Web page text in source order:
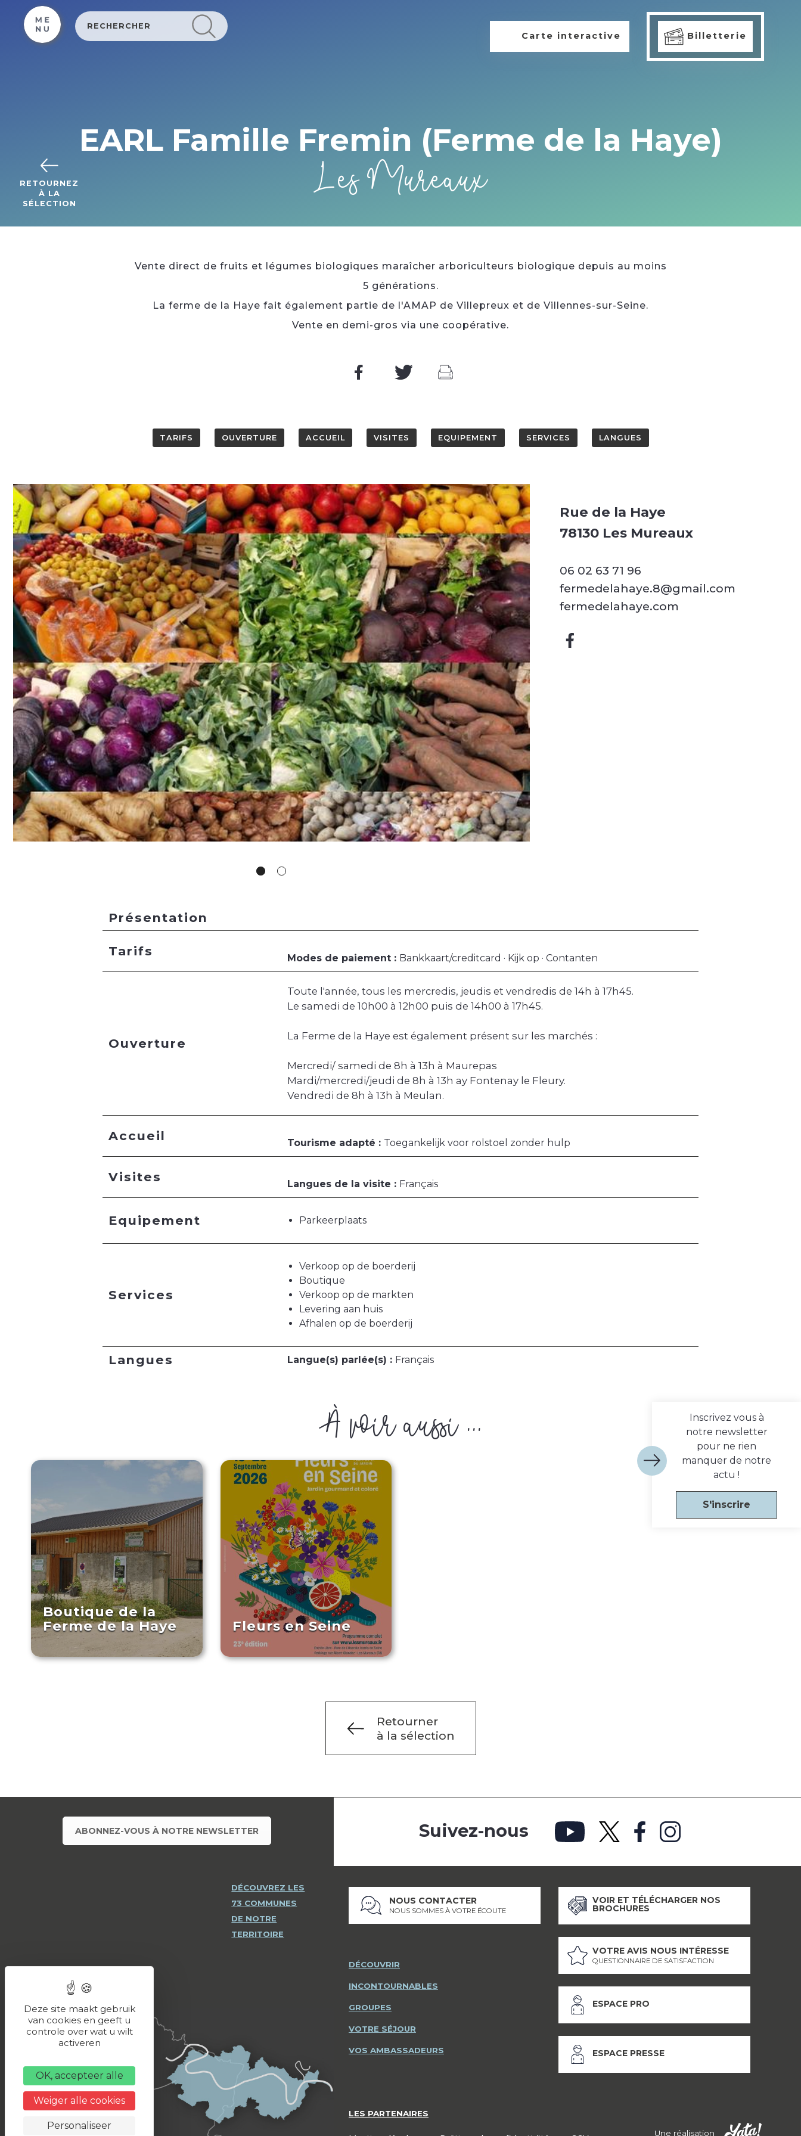
Carte interactive Billetterie
RETOURNEZ
À LA
SÉLECTION
EARL Famille Fremin (Ferme de la Haye)
Les Mureaux
Vente direct de fruits et légumes biologiques maraîcher arboriculteurs biologique depuis au moins
5 générations.
La ferme de la Haye fait également partie de l'AMAP de Villepreux et de Villennes-sur-Seine.
Vente en demi-gros via une coopérative.
TARIFS OUVERTURE ACCUEIL VISITES EQUIPEMENT SERVICES LANGUES
Rue de la Haye
78130 Les Mureaux
06 02 63 71 96
fermedelahaye.8@gmail.com
fermedelahaye.com
Présentation
Tarifs Modes de paiement : Bankkaart/creditcard · Kijk op · Contanten
Ouverture
Toute l'année, tous les mercredis, jeudis et vendredis de 14h à 17h45.
Le samedi de 10h00 à 12h00 puis de 14h00 à 17h45.
La Ferme de la Haye est également présent sur les marchés :
Mercredi/ samedi de 8h à 13h à Maurepas
Mardi/mercredi/jeudi de 8h à 13h ay Fontenay le Fleury.
Vendredi de 8h à 13h à Meulan.
Accueil Tourisme adapté : Toegankelijk voor rolstoel zonder hulp
Visites Langues de la visite : Français
Equipement Parkeerplaats
Services
Verkoop op de boerderij
Boutique
Verkoop op de markten
Levering aan huis
Afhalen op de boerderij
Langues Langue(s) parlée(s) : Français
À voir aussi ...
Boutique de la
Ferme de la Haye
Fleurs en Seine
Retourner
à la sélection
Inscrivez vous à
notre newsletter
pour ne rien
manquer de notre
actu !
S'inscrire
ABONNEZ-VOUS À NOTRE NEWSLETTER
DÉCOUVREZ LES
73 COMMUNES
DE NOTRE
TERRITOIRE
Suivez-nous
NOUS CONTACTER
NOUS SOMMES À VOTRE ÉCOUTE
DÉCOUVRIR
INCONTOURNABLES
GROUPES
VOTRE SÉJOUR
VOS AMBASSADEURS
VOIR ET TÉLÉCHARGER NOS
BROCHURES
VOTRE AVIS NOUS INTÉRESSE
QUESTIONNAIRE DE SATISFACTION
ESPACE PRO
ESPACE PRESSE
LES PARTENAIRES
Une réalisation
Cookies beheer paneel
Deze site maakt gebruik
van cookies en geeft u
controle over wat u wilt
activeren
OK, accepteer alle
Weiger alle cookies
Personaliseer